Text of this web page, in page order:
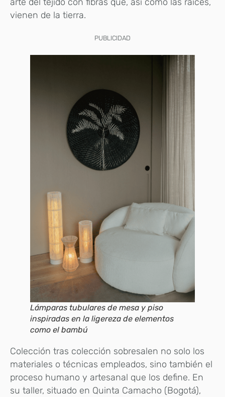
vienen de la tierra.
PUBLICIDAD
Lámparas tubulares de mesa y piso
inspiradas en la ligereza de elementos
como el bambú
Colección tras colección sobresalen no solo los
materiales o técnicas empleados, sino también el
proceso humano y artesanal que los define. En
su taller, situado en Quinta Camacho (Bogotá),